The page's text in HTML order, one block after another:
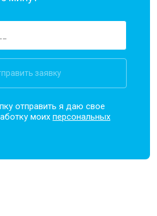
заявку
отправить я даю свое
моихперсональных